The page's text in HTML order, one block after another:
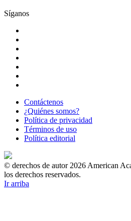
Síganos
Contáctenos
¿Quiénes somos?
Política de privacidad
Términos de uso
Política editorial
© derechos de autor 2026 American
los derechos reservados.
Ir arriba